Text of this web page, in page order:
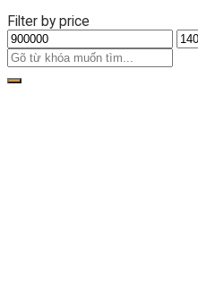
Filter by price